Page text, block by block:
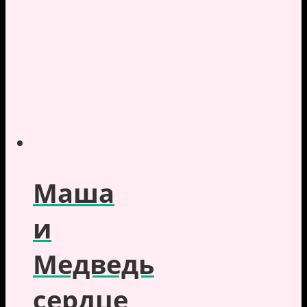
Маша
и
Медведь
сердце